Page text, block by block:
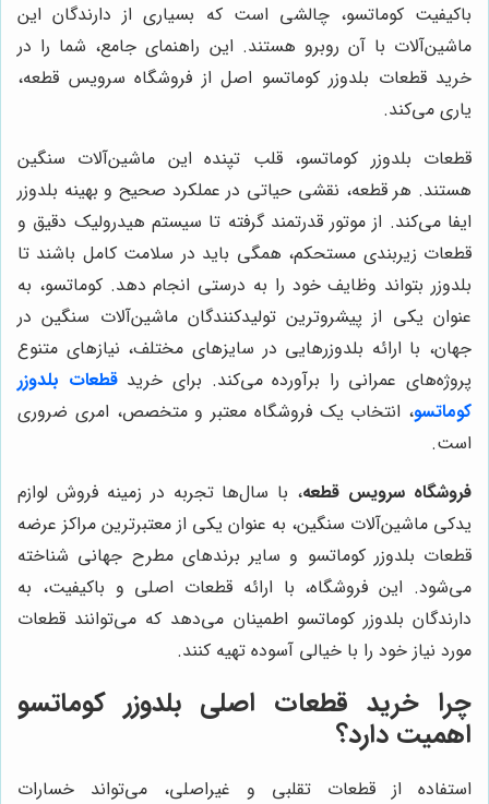
باکیفیت کوماتسو، چالشی است که بسیاری از دارندگان این
ماشین‌آلات با آن روبرو هستند. این راهنمای جامع، شما را در
خرید قطعات بلدوزر کوماتسو اصل از فروشگاه سرویس قطعه،
یاری می‌کند.
قطعات بلدوزر کوماتسو، قلب تپنده این ماشین‌آلات سنگین
هستند. هر قطعه، نقشی حیاتی در عملکرد صحیح و بهینه بلدوزر
ایفا می‌کند. از موتور قدرتمند گرفته تا سیستم هیدرولیک دقیق و
قطعات زیربندی مستحکم، همگی باید در سلامت کامل باشند تا
بلدوزر بتواند وظایف خود را به درستی انجام دهد. کوماتسو، به
عنوان یکی از پیشروترین تولیدکنندگان ماشین‌آلات سنگین در
جهان، با ارائه بلدوزرهایی در سایزهای مختلف، نیازهای متنوع
پروژه‌های عمرانی را برآورده می‌کند. برای خریدقطعات بلدوزر
کوماتسو، انتخاب یک فروشگاه معتبر و متخصص، امری ضروری
است.
فروشگاه سرویس قطعه، با سال‌ها تجربه در زمینه فروش لوازم
یدکی ماشین‌آلات سنگین، به عنوان یکی از معتبرترین مراکز عرضه
قطعات بلدوزر کوماتسو و سایر برندهای مطرح جهانی شناخته
می‌شود. این فروشگاه، با ارائه قطعات اصلی و باکیفیت، به
دارندگان بلدوزر کوماتسو اطمینان می‌دهد که می‌توانند قطعات
مورد نیاز خود را با خیالی آسوده تهیه کنند.
چرا خرید قطعات اصلی بلدوزر کوماتسو
اهمیت دارد؟
استفاده از قطعات تقلبی و غیراصلی، می‌تواند خسارات